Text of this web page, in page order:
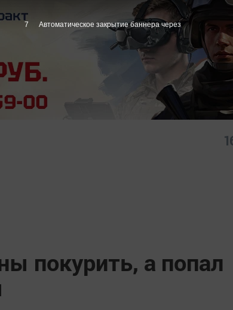
покурить, а попал
6 Автоматическое закрытие баннера через